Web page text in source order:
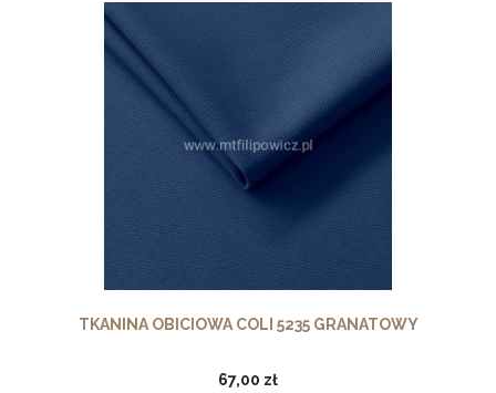
TKANINA OBICIOWA COLI 5235 GRANATOWY
67,00 zł